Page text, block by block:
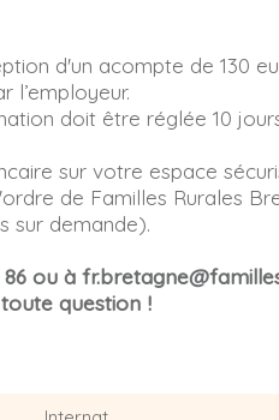
d'un acompte de 130
l’employeur.
doit être réglée 10
sur votre espace
de Familles Rurales
sur demande).
86 ou à
toute question !